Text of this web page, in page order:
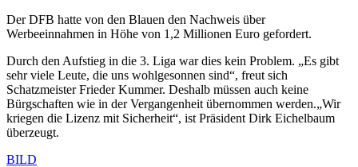
Der DFB hatte von den Blauen den Nachweis über
Werbeeinnahmen in Höhe von 1,2 Millionen Euro gefordert.
Durch den Aufstieg in die 3. Liga war dies kein Problem. „Es gibt
sehr viele Leute, die uns wohlgesonnen sind“, freut sich
Schatzmeister Frieder Kummer. Deshalb müssen auch keine
Bürgschaften wie in der Vergangenheit übernommen werden.„Wir
kriegen die Lizenz mit Sicherheit“, ist Präsident Dirk Eichelbaum
überzeugt.
BILD